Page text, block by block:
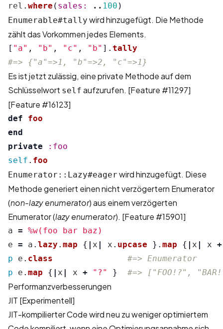
rel . where ( sales: .. 100 )
Enumerable#tally wird hinzugefügt. Die Methode
zählt das Vorkommen jedes Elements.
[ "a" , "b" , "c" , "b" ]. tally
#=> {"a"=>1, "b"=>2, "c"=>1}
Es ist jetzt zulässig, eine private Methode auf dem
Schlüsselwort self aufzurufen. [Feature #11297]
[Feature #16123]
def
foo
end
private
:foo
self . foo
Enumerator::Lazy#eager wird hinzugefügt. Diese
Methode generiert einen nicht verzögertern Enumerator
(non-lazy enumerator) aus einem verzögerten
Enumerator (lazy enumerator). [Feature #15901]
a = %w(foo bar baz)
e = a . lazy . map { | x | x . upcase }. map { | x | x +
p
e . class
#=> Enumerator
p
e . map { | x | x + "?" } #=> ["FOO!?",
Performanzverbesserungen
JIT [Experimentell]
JIT-kompilierter Code wird neu zu weniger optimiertem